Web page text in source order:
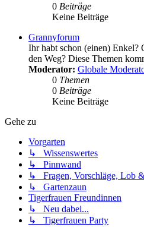
0 Beiträge
Keine Beiträge
Grannyforum
Ihr habt schon (einen) Enkel?
den Weg? Diese Themen
Moderator: Globale
0 Themen
0 Beiträge
Keine Beiträge
Gehe zu
Vorgarten
↳ Wissenswertes
↳ Pinnwand
↳ Fragen, Vorschläge, Lob
↳ Gartenzaun
Tigerfrauen Freundinnen
↳ Neu dabei...
↳ Tigerfrauen Party